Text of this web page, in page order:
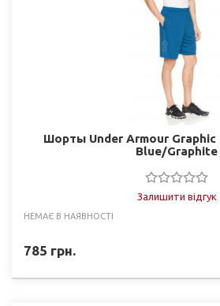
Шорты Under Armour Graphic
Blue/Graphite
Залишити відгук
НЕМАЄ В НАЯВНОСТІ
785 грн.